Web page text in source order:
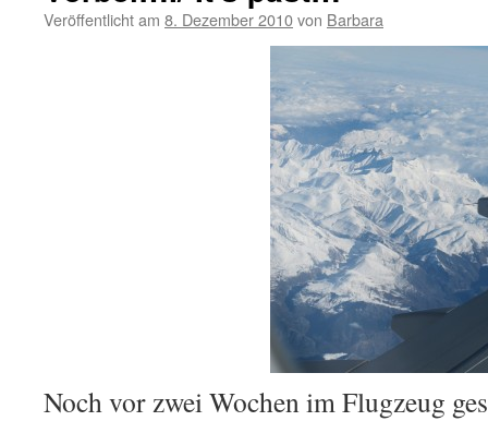
Veröffentlicht am 8. Dezember 2010von Barbara
Noch vor zwei Wochen im Flugzeug